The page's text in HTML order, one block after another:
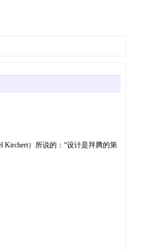
）所说的：“设计是拜腾的第